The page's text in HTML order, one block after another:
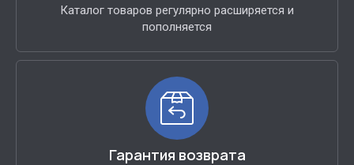
Каталог товаров регулярно расширяется и
пополняется
Гарантия возврата